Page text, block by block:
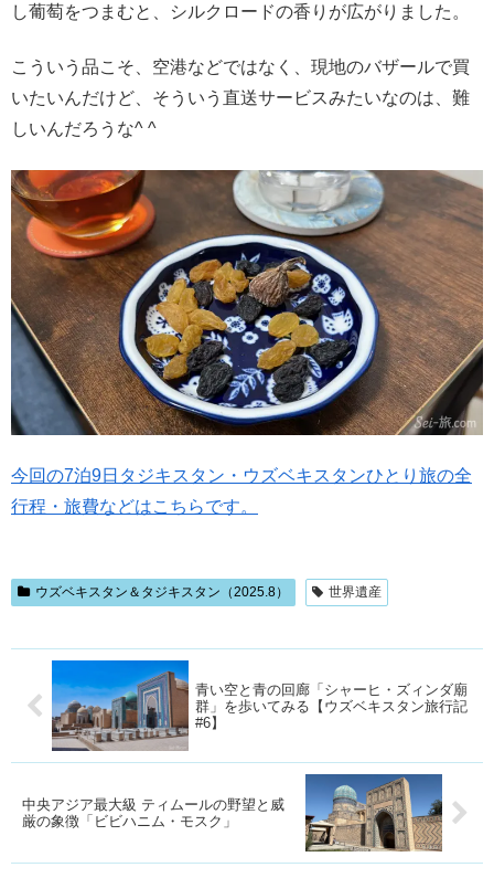
し葡萄をつまむと、シルクロードの香りが広がりました。
こういう品こそ、空港などではなく、現地のバザールで買
いたいんだけど、そういう直送サービスみたいなのは、難
しいんだろうな^ ^
今回の7泊9日タジキスタン・ウズベキスタンひとり旅の全
行程・旅費などはこちらです。
ウズベキスタン＆タジキスタン（2025.8） 世界遺産
青い空と青の回廊「シャーヒ・ズィンダ廟
群」を歩いてみる【ウズベキスタン旅行記
#6】
中央アジア最大級 ティムールの野望と威
厳の象徴「ビビハニム・モスク」